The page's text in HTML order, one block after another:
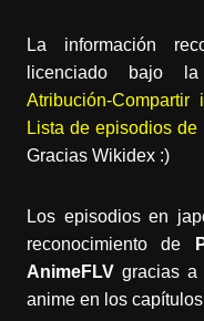
La información
licenciado bajo
Atribución-Compartir
Lista de episodios
Gracias Wikidex :)
Los episodios en
reconocimiento de
AnimeFLVgracias a
anime en los